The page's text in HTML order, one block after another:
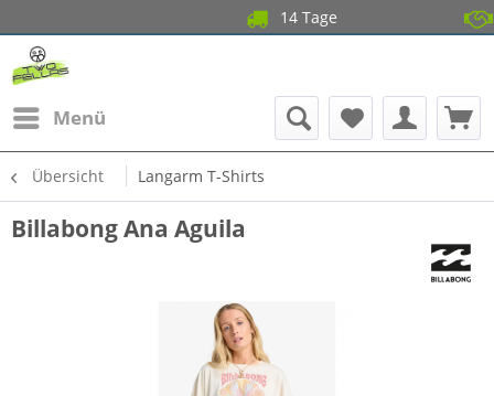
14 Tage Gratis
Menü
Übersicht Langarm T-Shirts
Billabong Ana Aguila